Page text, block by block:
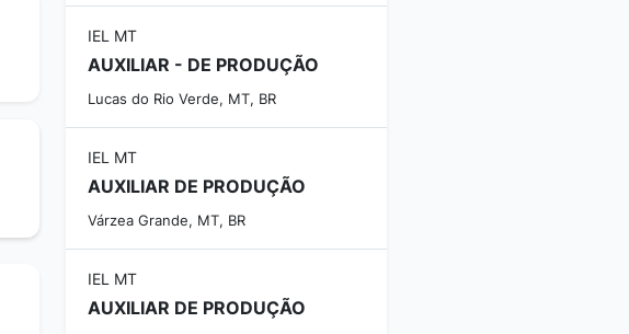
IEL MT
AUXILIAR - DE PRODUÇÃO
Lucas do Rio Verde, MT, BR
IEL MT
AUXILIAR DE PRODUÇÃO
Várzea Grande, MT, BR
IEL MT
AUXILIAR DE PRODUÇÃO